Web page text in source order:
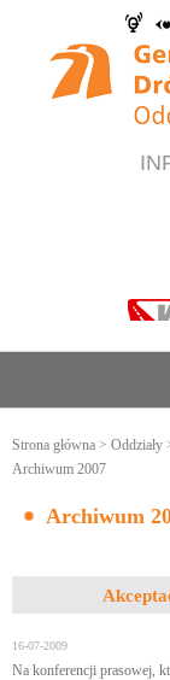
Strona główna > Oddziały
Archiwum 2007
Archiwum
16-07-2009
Na konferencji prasowej,